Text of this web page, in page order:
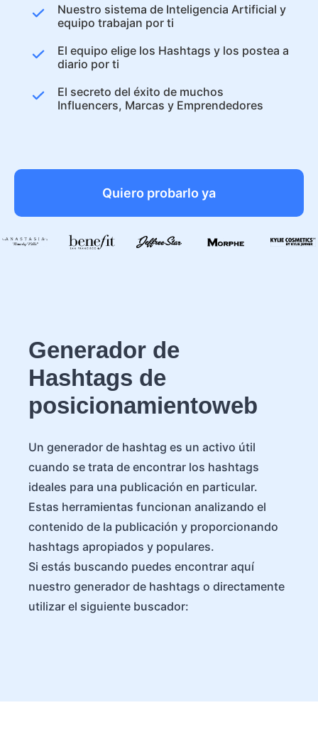
Nuestro sistema de Inteligencia Artificial y
equipo trabajan por ti
El equipo elige los Hashtags y los postea a
diario por ti
El secreto del éxito de muchos
Influencers, Marcas y Emprendedores
Quiero probarlo ya
Generador de
Hashtags de
posicionamientoweb
Un generador de hashtag es un activo útil
cuando se trata de encontrar los hashtags
ideales para una publicación en particular.
Estas herramientas funcionan analizando el
contenido de la publicación y proporcionando
hashtags apropiados y populares.
Si estás buscando puedes encontrar aquí
nuestro generador de hashtags o directamente
utilizar el siguiente buscador: